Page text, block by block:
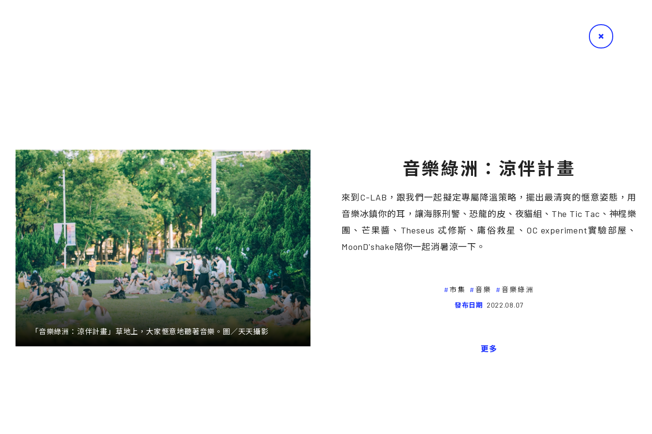
「音樂綠洲：涼伴計畫」草地上，大家愜意地聽著音樂。圖／天天攝影
音樂綠洲：涼伴計畫
來到C-LAB，跟我們一起擬定專屬降溫策略，擺出最清爽的愜意姿態，用
音樂冰鎮你的耳，讓海豚刑警、恐龍的皮、夜貓組、The Tic Tac、神棍樂
團、芒果醬、Theseus 忒修斯、庸俗救星、OC experiment實驗部屋、
MoonD'shake陪你一起消暑涼一下。
市集 音樂
音樂綠洲
發布日期 2022.08.07
更多